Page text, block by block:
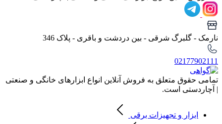
نارمک - گلبرگ شرقی - بین دردشت و باقری - پلاک 346
02177902111
تمامی حقوق متعلق به فروش آنلاین انواع ابزارهای خانگی و صنعتی
| آچاردستی است.
ابزار و تجهیزات برقی